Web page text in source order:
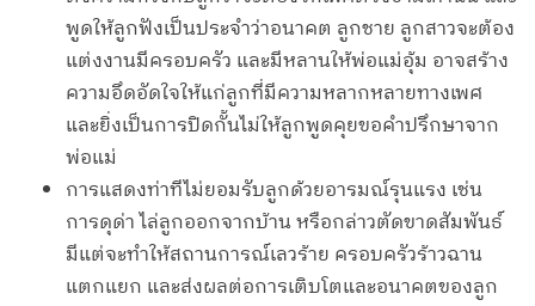
พูดให้ลูกฟังเป็นประจำว่าอนาคต ลูกชาย ลูกสาวจะต้อง
แต่งงานมีครอบครัว และมีหลานให้พ่อแม่อุ้ม อาจสร้าง
ความอึดอัดใจให้แก่ลูกที่มีความหลากหลายทางเพศ
และยิ่งเป็นการปิดกั้นไม่ให้ลูกพูดคุยขอคำปรึกษาจาก
พ่อแม่
การแสดงท่าทีไม่ยอมรับลูกด้วยอารมณ์รุนแรง เช่น
การดุด่า ไล่ลูกออกจากบ้าน หรือกล่าวตัดขาดสัมพันธ์
มีแต่จะทำให้สถานการณ์เลวร้าย ครอบครัวร้าวฉาน
แตกแยก และส่งผลต่อการเติบโตและอนาคตของลูก